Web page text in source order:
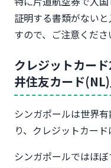
証明する書類がない
すので、ご注意くださ
クレジットカー
井住友カード(NL)
シンガポールは世界
り、クレジットカード
シンガポールではほ